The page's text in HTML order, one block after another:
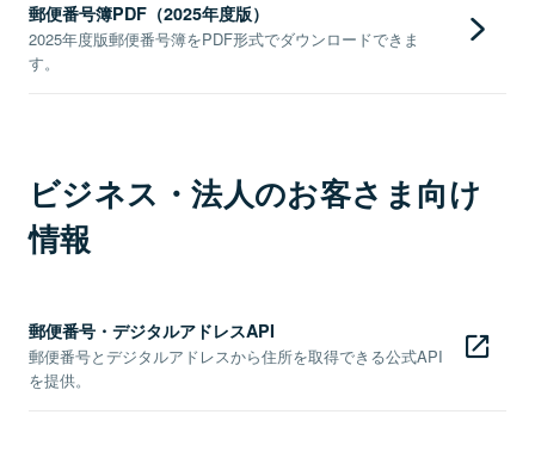
郵便番号簿PDF（2025年度版）
2025年度版郵便番号簿をPDF形式でダウンロードできま
す。
ビジネス・法人のお客さま向け
情報
郵便番号・デジタルアドレスAPI
郵便番号とデジタルアドレスから住所を取得できる公式API
を提供。